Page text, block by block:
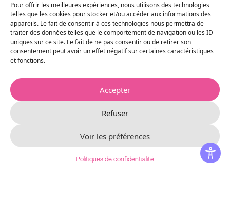
Pour offrir les meilleures expériences, nous utilisons des technologies
telles que les cookies pour stocker et/ou accéder aux informations des
appareils. Le fait de consentir à ces technologies nous permettra de
traiter des données telles que le comportement de navigation ou les ID
uniques sur ce site. Le fait de ne pas consentir ou de retirer son
consentement peut avoir un effet négatif sur certaines caractéristiques
et fonctions.
Accepter
Refuser
Voir les préférences
Politiques de confidentialité
Abonnement Fidélité : de 5 à 9 spectacles dont 3
minimum au tarif B
Abonnement Passion : 10 spectacles au choix ou + en
A et/ou B
Les séances scolaires peuvent être accessibles au tout
limite des places disponibles.
Toute l’équipe vous souhaite un bel été. Nous avons
hâte de vous retrouver à la rentrée avec
Bigre
Yannick Noah!